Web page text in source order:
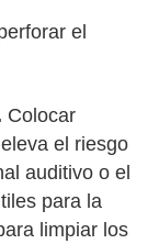
el
Colocar
el riesgo
auditivo o el
para la
limpiar los